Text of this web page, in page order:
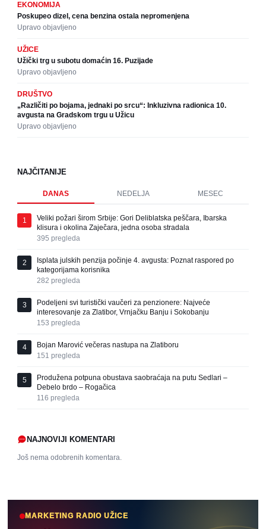
EKONOMIJA
Poskupeo dizel, cena benzina ostala nepromenjena
Upravo objavljeno
UŽICE
Užički trg u subotu domaćin 16. Puzijade
Upravo objavljeno
DRUŠTVO
„Različiti po bojama, jednaki po srcu“: Inkluzivna radionica 10.
avgusta na Gradskom trgu u Užicu
Upravo objavljeno
NAJČITANIJE
DANAS NEDELJA MESEC
1
Veliki požari širom Srbije: Gori Deliblatska peščara, Ibarska
klisura i okolina Zaječara, jedna osoba stradala
395 pregleda
2
Isplata julskih penzija počinje 4. avgusta: Poznat raspored po
kategorijama korisnika
282 pregleda
3
Podeljeni svi turistički vaučeri za penzionere: Najveće
interesovanje za Zlatibor, Vrnjačku Banju i Sokobanju
153 pregleda
4
Bojan Marović večeras nastupa na Zlatiboru
151 pregleda
5
Produžena potpuna obustava saobraćaja na putu Sedlari –
Debelo brdo – Rogačica
116 pregleda
NAJNOVIJI KOMENTARI
Još nema odobrenih komentara.
MARKETING RADIO UŽICE